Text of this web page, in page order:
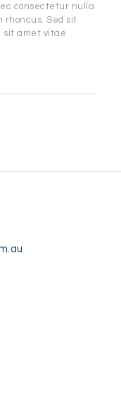
consectetur nulla
rhoncus. Sed sit
sit amet vitae